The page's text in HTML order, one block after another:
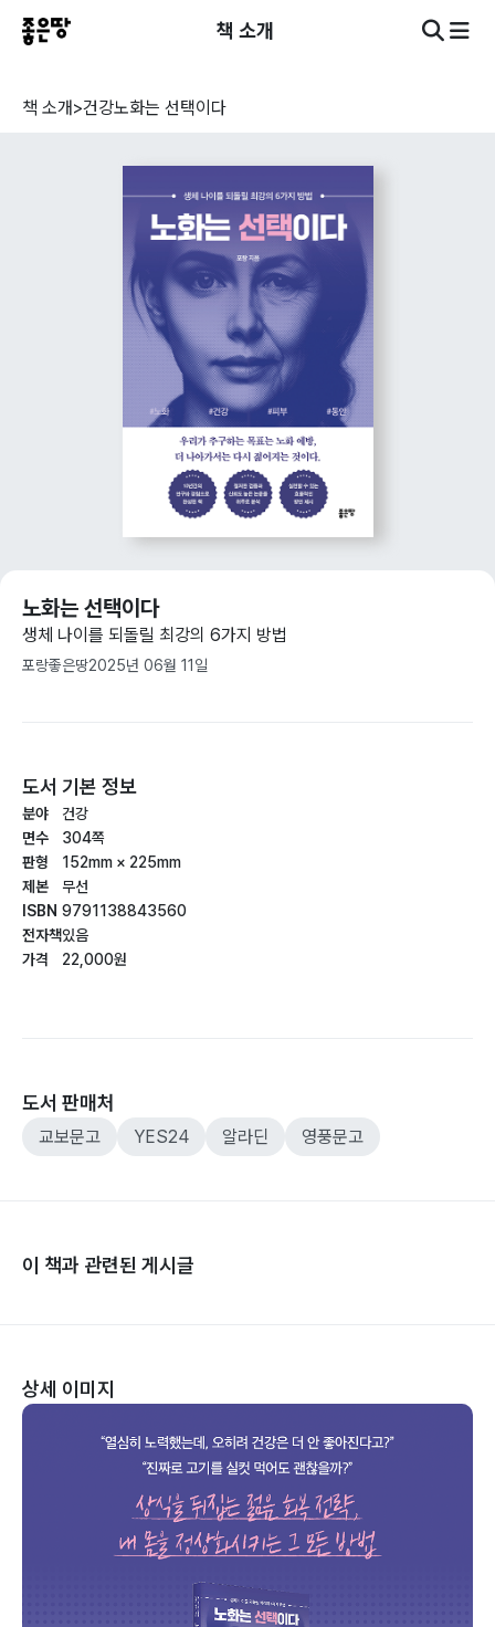
책 소개
책 소개>건강노화는 선택이다
노화는 선택이다
생체 나이를 되돌릴 최강의 6가지 방법
포랑좋은땅2025년 06월 11일
도서 기본 정보
분야
면수
판형
제본
ISBN
전자책
가격
건강
304쪽
152mm × 225mm
무선
9791138843560
있음
22,000원
도서 판매처
교보문고 YES24 알라딘 영풍문고
이 책과 관련된 게시글
상세 이미지